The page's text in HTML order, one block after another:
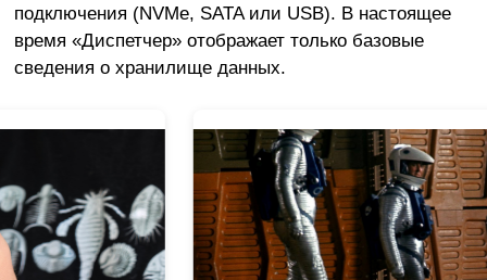
подключения (NVMe, SATA или USB). В настоящее
время «Диспетчер» отображает только базовые
сведения о хранилище данных.